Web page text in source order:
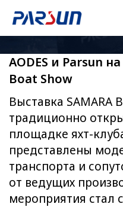
AODES и Parsun
Boat Show
Выставка SAMARA
традиционно
площадке яхт-
представлены
транспорта и
от ведущих
мероприятия стал